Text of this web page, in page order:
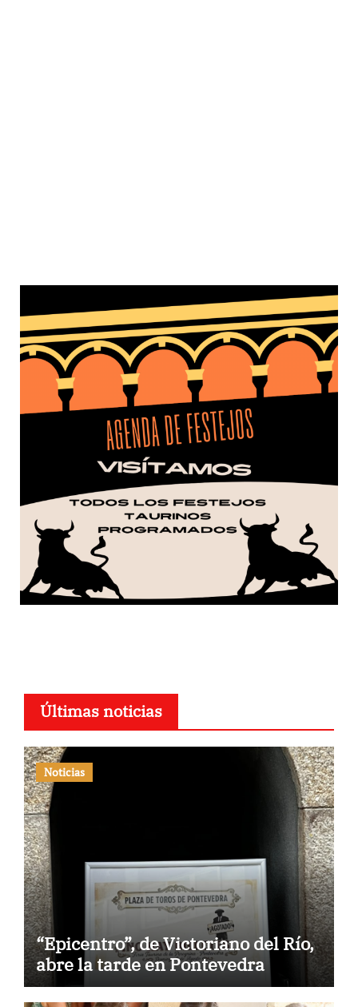
Últimas noticias
Noticias
“Epicentro”, de Victoriano del Río,
abre la tarde en Pontevedra